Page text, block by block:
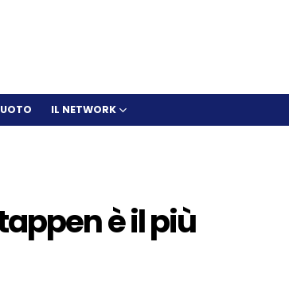
IL NETWORK
è il più